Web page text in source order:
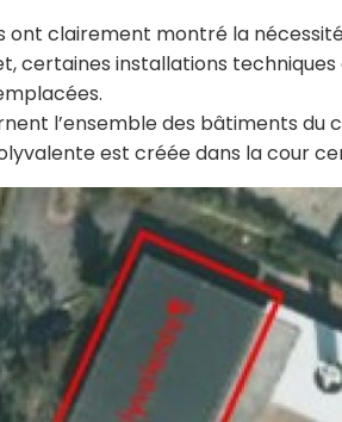
ont clairement montré la
certaines installations
l’ensemble des bâtiments
est créée dans la cour